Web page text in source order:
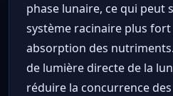
phase lunaire, ce qui peut
système racinaire plus
absorption des
de lumière directe de la
réduire la concurrence